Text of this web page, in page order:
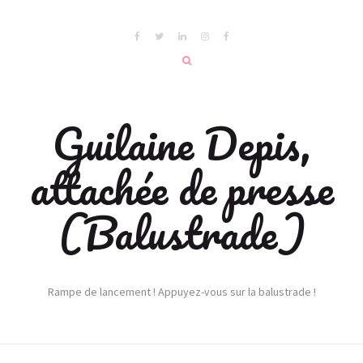
Guilaine Depis,
attachée de presse
(Balustrade)
Rampe de lancement ! Appuyez-vous sur la balustrade !